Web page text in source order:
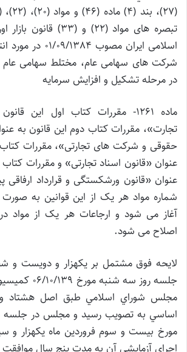
تبصره های مواد (22) و
اسلامی ایران مصوب
شرکت های سهامی عام، مختلط سهامی عام
در مرحله تشکیل و افزایش سرمایه
ماده 1261- مقررات كتاب اول اين
تجارت»، مقررات کتاب دوم این قانون به
حقوقی و شرکت های تجارتی»، مقررات
عنوان «قانون اسناد تجارتی» و مقررات
عنوان «قانون ورشکستگی و قرارداد ارفاقی
آغاز می شود و ارجاعات هر یک از مواد
اصلاح می شود.
لايحه فوق مشتمل بر يكهزار و دويست و
جلسه روز سه شنبه مورخ 06/10/139
مجلس شوراي اسلامي طبق اصل هشتاد
اساسي به تصويب رسيد و مجلس در جلسه
مورخ بيست و سوم فروردين ماه يكهزار و
اجراي آزمايشي آن به مدت پنج سال موافقت